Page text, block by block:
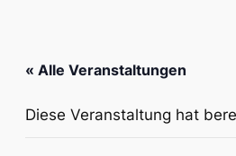
« Alle Veranstaltungen
Diese Veranstaltung hat